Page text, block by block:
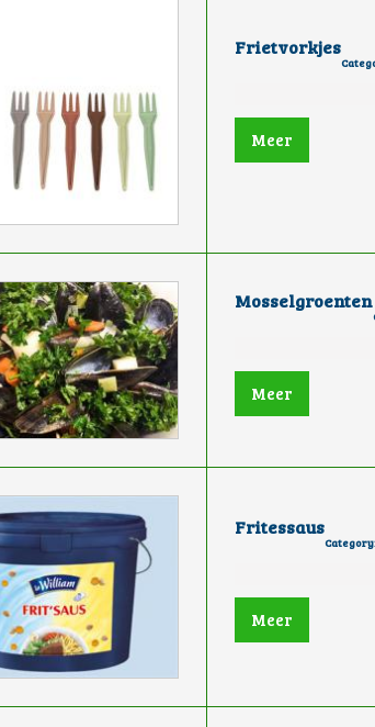
Frietvorkjes
Meer
Mosselgroenten
Meer
Fritessaus
Category:
Meer